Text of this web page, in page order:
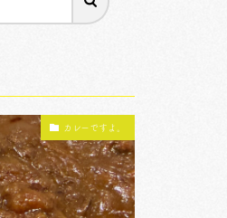
カレーですよ。